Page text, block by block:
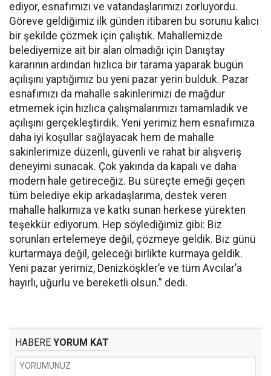
ediyor, esnafımızı ve vatandaşlarımızı zorluyordu.
Göreve geldiğimiz ilk günden itibaren bu sorunu kalıcı
bir şekilde çözmek için çalıştık. Mahallemizde
belediyemize ait bir alan olmadığı için Danıştay
kararının ardından hızlıca bir tarama yaparak bugün
açılışını yaptığımız bu yeni pazar yerin bulduk. Pazar
esnafımızı da mahalle sakinlerimizi de mağdur
etmemek için hızlıca çalışmalarımızı tamamladık ve
açılışını gerçekleştirdik. Yeni yerimiz hem esnafımıza
daha iyi koşullar sağlayacak hem de mahalle
sakinlerimize düzenli, güvenli ve rahat bir alışveriş
deneyimi sunacak. Çok yakında da kapalı ve daha
modern hale getireceğiz. Bu süreçte emeği geçen
tüm belediye ekip arkadaşlarıma, destek veren
mahalle halkımıza ve katkı sunan herkese yürekten
teşekkür ediyorum. Hep söylediğimiz gibi: Biz
sorunları ertelemeye değil, çözmeye geldik. Biz günü
kurtarmaya değil, geleceği birlikte kurmaya geldik.
Yeni pazar yerimiz, Denizköşkler’e ve tüm Avcılar’a
hayırlı, uğurlu ve bereketli olsun.” dedi.
HABERE YORUM KAT